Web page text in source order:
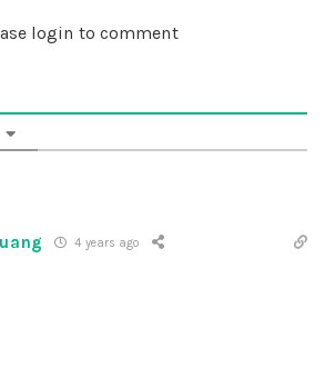
login to comment
4 years ago